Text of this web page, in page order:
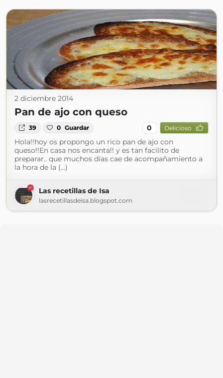
2 diciembre 2014
Pan de ajo con queso
39 0 Guardar 0 Delicioso
Hola!!hoy os propongo un rico pan de ajo con
queso!!En casa nos encanta!! y es tan facilito de
preparar.. que muchos días cae de acompañamiento a
la hora de la (...)
Las recetillas de Isa
lasrecetillasdeisa.blogspot.com